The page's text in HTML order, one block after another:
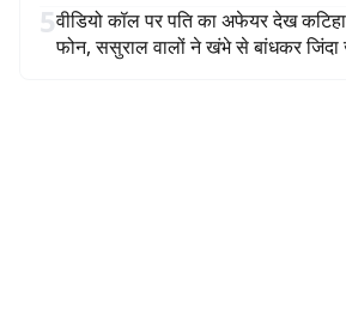
5वीडियो कॉल पर पति का अफेयर देख
फोन, ससुराल वालों ने खंभे से बांधकर जिंदा